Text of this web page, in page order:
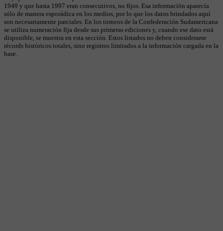
1949 y que hasta 1997 eran consecutivos, no fijos. Esa información aparecía
sólo de manera esporádica en los medios, por lo que los datos brindados aquí
son necesariamente parciales. En los torneos de la Confederación Sudamericana
se utiliza numeración fija desde sus primeras ediciones y, cuando ese dato está
disponible, se muestra en esta sección. Estos listados no deben considerarse
récords históricos totales, sino registros limitados a la información cargada en la
base.